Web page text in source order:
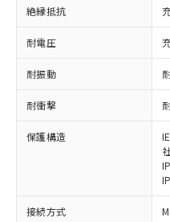
絶縁抵抗
耐電圧
耐振動
耐衝撃
保護構造
接続方式
ことをご了承
在庫状況お
記載してい
タに基づき
覧された時
準価格とは
了承ください
様のお取引
ムロン制御機
ご相談くださ
オムロン制
販売
むを得ず変更する
ミウム(Cd) 100ppm以下
六価クロム(Cr(Ⅵ))
類(PBB) 1000ppm以下
(PBDE) 1000ppm以下
ル) (DEHP)(別名：
ルベンジル（BBP）
（DBP） 1000ppm以
但し、RoHS指令で産業
フタル酸エステル類の
図的な使用がないことを
「－」：未確認で
*中国RoHS10物質の基
Pb(鉛) :1000ppm、 Hg(
Cr(Ⅵ)(六価クロム) :
DBP(フタル酸ジブチル) :
イソブチル) : 1000ppm
DEHP(フタル酸ビス(2-
当社は、こ
為替および
（以下｢規制
または国外
国政府の輸
可)を取得す
当社は規制
全に破砕する
いよう必要
当社は貴社
ル、化学兵
武器並びに
一定数
一定数
在庫な
いては